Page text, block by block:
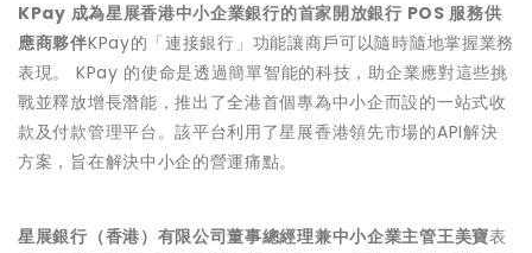
KPay 成為星展香港中小企業銀行的首家開放銀行 POS 服務供
應商夥伴KPay的「連接銀行」功能讓商戶可以隨時隨地掌握業務
表現。 KPay 的使命是透過簡單智能的科技，助企業應對這些挑
戰並釋放增長潛能，推出了全港首個專為中小企而設的一站式收
款及付款管理平台。該平台利用了星展香港領先市場的API解決
方案，旨在解決中小企的營運痛點。
星展銀行（香港）有限公司董事總經理兼中小企業主管王美寶表